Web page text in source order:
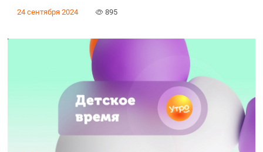
24 сентября 2024 895